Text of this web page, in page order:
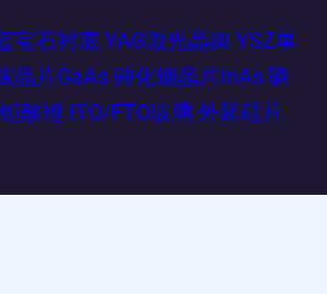
宝石衬底 YAG激光晶圆 YSZ单
晶片GaAs 砷化铟晶片InAs 磷
酸锂 ITO/FTO玻璃 外延硅片